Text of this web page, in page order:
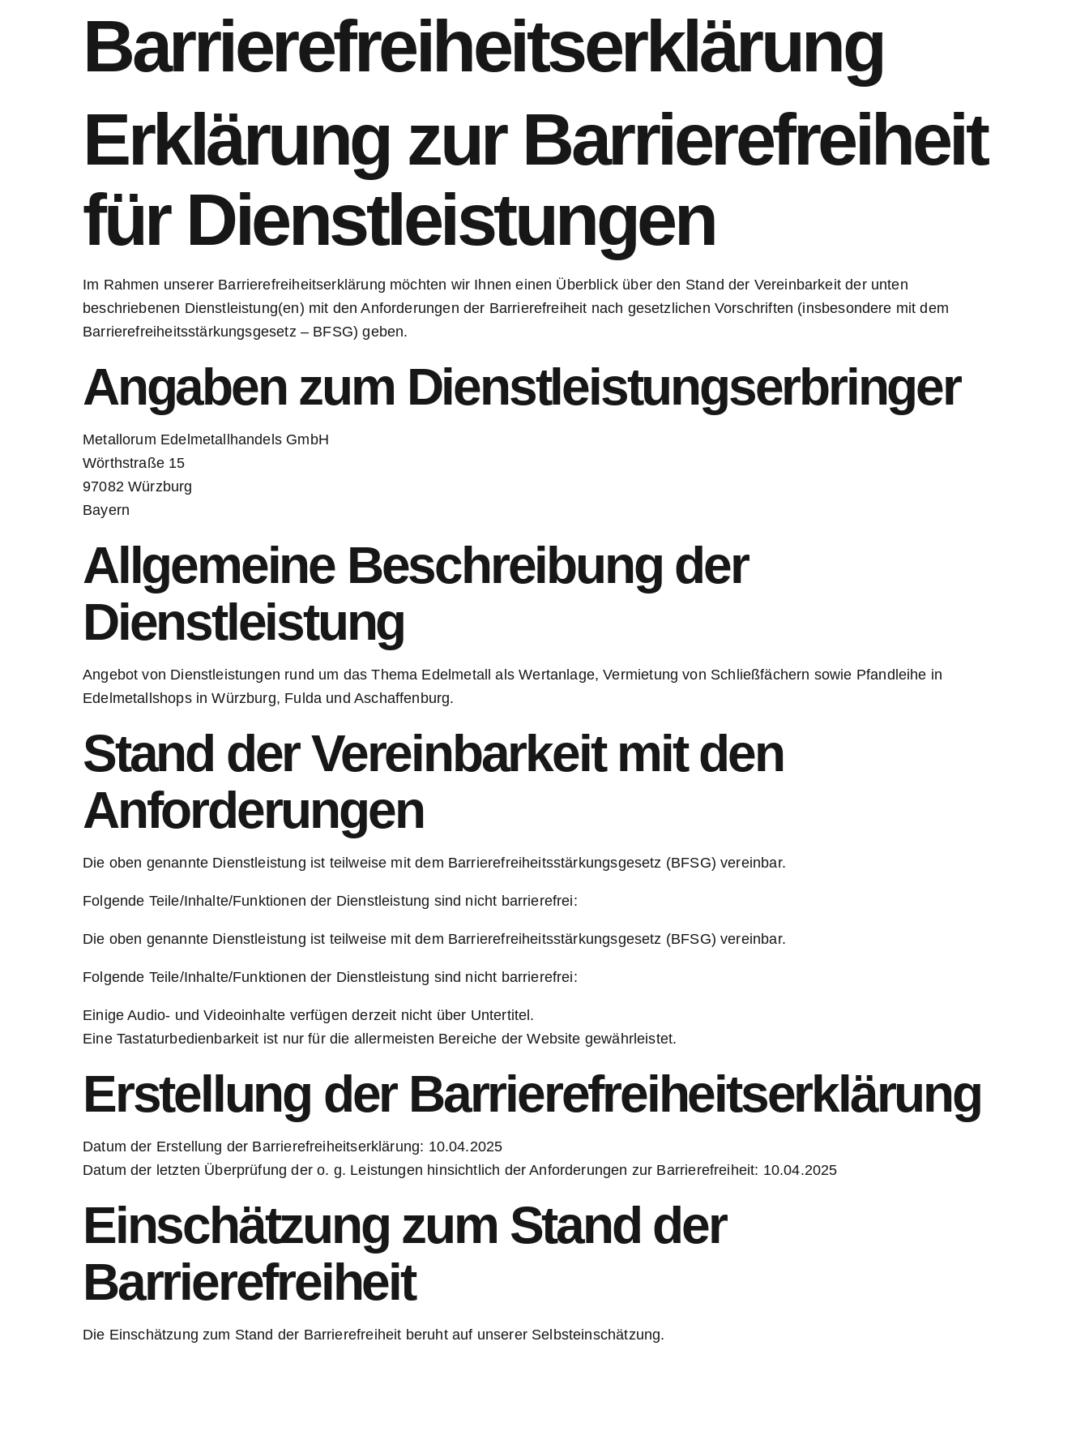
Barrierefreiheitserklärung
Erklärung zur Barrierefreiheit
für Dienstleistungen
Im Rahmen unserer Barrierefreiheitserklärung möchten wir Ihnen einen Überblick über den Stand der Vereinbarkeit der unten
beschriebenen Dienstleistung(en) mit den Anforderungen der Barrierefreiheit nach gesetzlichen Vorschriften (insbesondere mit dem
Barrierefreiheitsstärkungsgesetz – BFSG) geben.
Angaben zum Dienstleistungserbringer
Metallorum Edelmetallhandels GmbH
Wörthstraße 15
97082 Würzburg
Bayern
Allgemeine Beschreibung der
Dienstleistung
Angebot von Dienstleistungen rund um das Thema Edelmetall als Wertanlage, Vermietung von Schließfächern sowie Pfandleihe in
Edelmetallshops in Würzburg, Fulda und Aschaffenburg.
Stand der Vereinbarkeit mit den
Anforderungen
Die oben genannte Dienstleistung ist teilweise mit dem Barrierefreiheitsstärkungsgesetz (BFSG) vereinbar.
Folgende Teile/Inhalte/Funktionen der Dienstleistung sind nicht barrierefrei:
Die oben genannte Dienstleistung ist teilweise mit dem Barrierefreiheitsstärkungsgesetz (BFSG) vereinbar.
Folgende Teile/Inhalte/Funktionen der Dienstleistung sind nicht barrierefrei:
Einige Audio- und Videoinhalte verfügen derzeit nicht über Untertitel.
Eine Tastaturbedienbarkeit ist nur für die allermeisten Bereiche der Website gewährleistet.
Erstellung der Barrierefreiheitserklärung
Datum der Erstellung der Barrierefreiheitserklärung: 10.04.2025
Datum der letzten Überprüfung der o. g. Leistungen hinsichtlich der Anforderungen zur Barrierefreiheit: 10.04.2025
Einschätzung zum Stand der
Barrierefreiheit
Die Einschätzung zum Stand der Barrierefreiheit beruht auf unserer Selbsteinschätzung.